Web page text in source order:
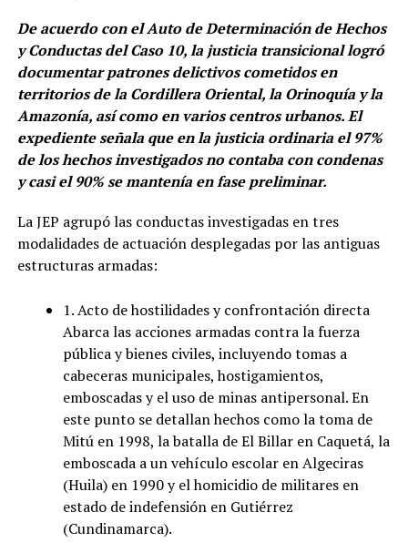
De acuerdo con el Auto de Determinación de Hechos
y Conductas del Caso 10, la justicia transicional logró
documentar patrones delictivos cometidos en
territorios de la Cordillera Oriental, la Orinoquía y la
Amazonía, así como en varios centros urbanos. El
expediente señala que en la justicia ordinaria el 97%
de los hechos investigados no contaba con condenas
y casi el 90% se mantenía en fase preliminar.
La JEP agrupó las conductas investigadas en tres
modalidades de actuación desplegadas por las antiguas
estructuras armadas:
1. Acto de hostilidades y confrontación directa
Abarca las acciones armadas contra la fuerza
pública y bienes civiles, incluyendo tomas a
cabeceras municipales, hostigamientos,
emboscadas y el uso de minas antipersonal. En
este punto se detallan hechos como la toma de
Mitú en 1998, la batalla de El Billar en Caquetá, la
emboscada a un vehículo escolar en Algeciras
(Huila) en 1990 y el homicidio de militares en
estado de indefensión en Gutiérrez
(Cundinamarca).